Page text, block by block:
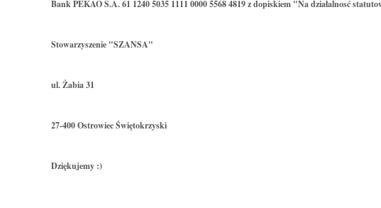
Bank PEKAO S.A. 61 1240 5035 1111 0000 5568 4819 z dopiskiem "Na działalnosć
Stowarzyszenie "SZANSA"
ul. Żabia 31
27-400 Ostrowiec Świętokrzyski
Dziękujemy :)